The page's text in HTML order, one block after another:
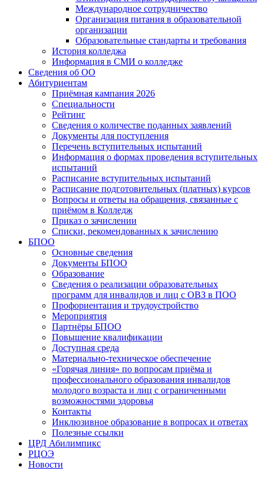
Международное сотрудничество
Организация питания в образовательной
организации
Образовательные стандарты и требования
История колледжа
Информация в СМИ о колледже
Сведения об ОО
Абитуриентам
Приёмная кампания 2026
Специальности
Рейтинг
Сведения о количестве поданных заявлений
Документы для поступления
Перечень вступительных испытаний
Информация о формах проведения вступительных
испытаний
Расписание вступительных испытаний
Расписание подготовительных (платных) курсов
Вопросы и ответы на обращения, связанные с
приёмом в Колледж
Приказ о зачислении
Списки, рекомендованных к зачислению
БПОО
Основные сведения
Документы БПОО
Образование
Сведения о реализации образовательных
программ для инвалидов и лиц с ОВЗ в ПОО
Профориентация и трудоустройство
Мероприятия
Партнёры БПОО
Повышение квалификации
Доступная среда
Материально-техническое обеспечение
«Горячая линия» по вопросам приёма и
профессионального образования инвалидов
молодого возраста и лиц с ограниченными
возможностями здоровья
Контакты
Инклюзивное образование в вопросах и ответах
Полезные ссылки
ЦРД Абилимпикс
РЦОЭ
Новости